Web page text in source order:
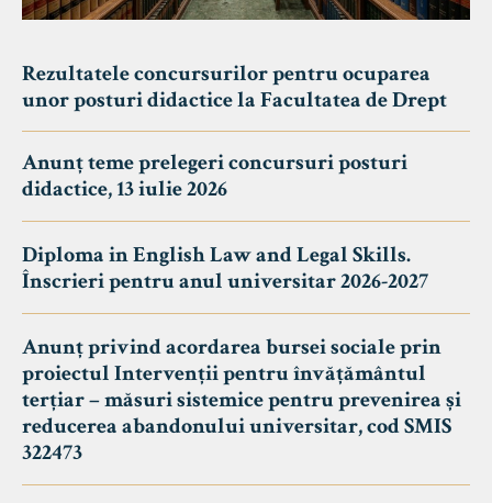
Rezultatele concursurilor pentru ocuparea
unor posturi didactice la Facultatea de Drept
Anunț teme prelegeri concursuri posturi
didactice, 13 iulie 2026
Diploma in English Law and Legal Skills.
Înscrieri pentru anul universitar 2026-2027
Anunț privind acordarea bursei sociale prin
proiectul Intervenții pentru învățământul
terțiar – măsuri sistemice pentru prevenirea și
reducerea abandonului universitar, cod SMIS
322473